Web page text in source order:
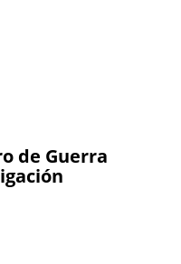
de Guerra